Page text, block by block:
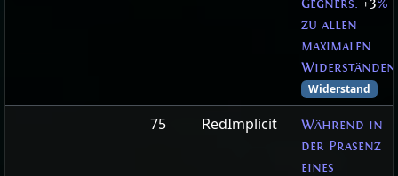
Gegners: +3%
zu allen
maximalen
Widerständen
Widerstand
75 RedImplicit
Während in
der Präsenz
eines